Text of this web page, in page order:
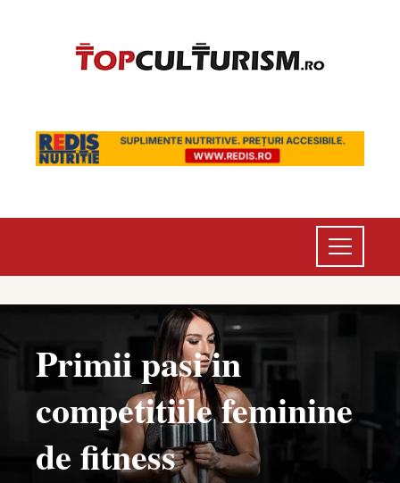
Primii pasi in
competitiile feminine
de fitness